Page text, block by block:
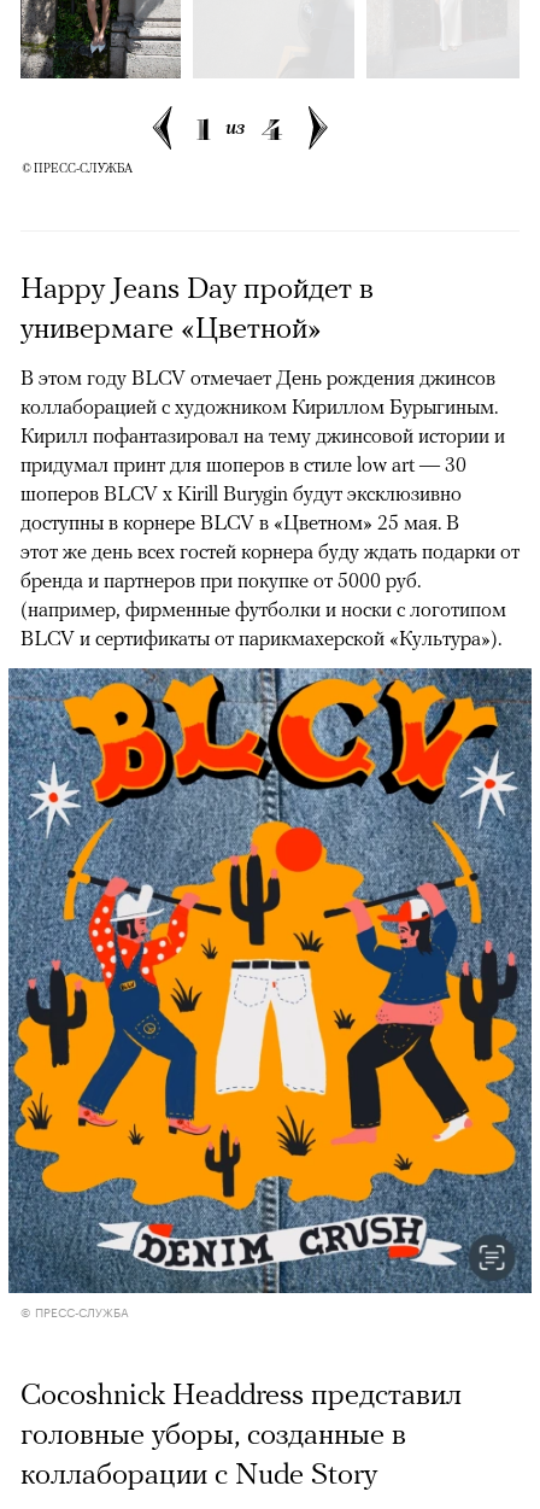
1 из 4
© ПРЕСС-СЛУЖБА
Happy Jeans Dау пройдет в
универмаге «Цветной»
В этом году BLCV отмечает День рождения джинсов
коллаборацией с художником Кириллом Бурыгиным.
Кирилл пофантазировал на тему джинсовой истории и
придумал принт для шоперов в стиле low art — 30
шоперов BLCV x Kirill Burygin будут эксклюзивно
доступны в корнере BLCV в «Цветном» 25 мая. В
этот же день всех гостей корнера буду ждать подарки от
бренда и партнеров при покупке от 5000 руб.
(например, фирменные футболки и носки с логотипом
BLCV и сертификаты от парикмахерской «Культура»).
© ПРЕСС-СЛУЖБА
Сocoshnick Headdress представил
головные уборы, созданные в
коллаборации с Nude Story